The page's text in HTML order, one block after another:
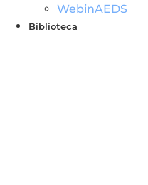
WebinAEDS
Biblioteca